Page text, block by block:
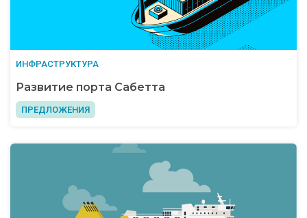
ИНФРАСТРУКТУРА
Развитие порта Сабетта
ПРЕДЛОЖЕНИЯ